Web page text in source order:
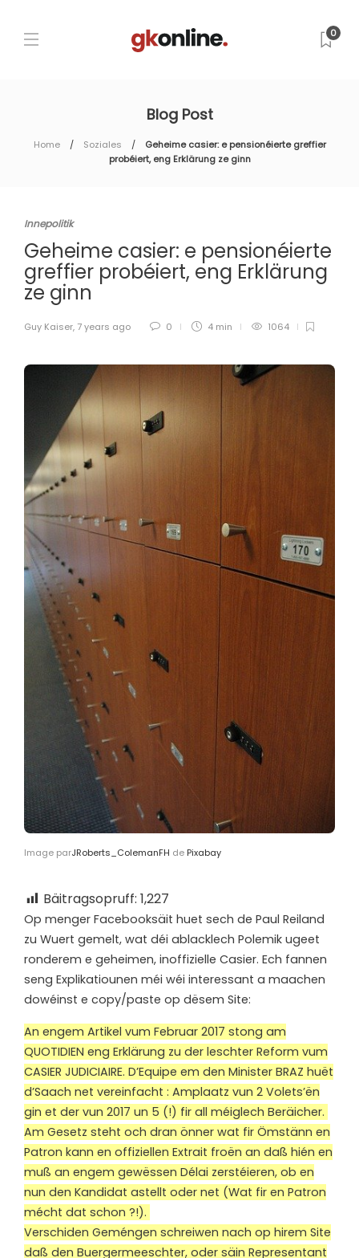
0
Blog Post
Home Soziales
Geheime casier: e pensionéierte greffier
probéiert, eng Erklärung ze ginn
Innepolitik
Geheime casier: e pensionéierte
greffier probéiert, eng Erklärung
ze ginn
Guy Kaiser, 7 years ago 0 4 min 1064
Image parJRoberts_ColemanFH de Pixabay
Bäitragsopruff: 1,227
Op menger Facebooksäit huet sech de Paul Reiland
zu Wuert gemelt, wat déi ablacklech Polemik ugeet
ronderem e geheimen, inoffizielle Casier. Ech fannen
seng Explikatiounen méi wéi interessant a maachen
dowéinst e copy/paste op dësem Site:
An engem Artikel vum Februar 2017 stong am
QUOTIDIEN eng Erklärung zu der leschter Reform vum
CASIER JUDICIAIRE. D’Equipe em den Minister BRAZ huët
d’Saach net vereinfacht : Amplaatz vun 2 Volets’ën
gin et der vun 2017 un 5 (!) fir all méiglech Beräicher.
Am Gesetz steht och dran önner wat fir Ömstänn en
Patron kann en offiziellen Extrait froën an daß hién en
muß an engem gewëssen Délai zerstéieren, ob en
nun den Kandidat astellt oder net (Wat fir en Patron
mécht dat schon ?!).
Verschiden Geméngen schreiwen nach op hirem Site
daß den Buergermeeschter, oder säin Representant